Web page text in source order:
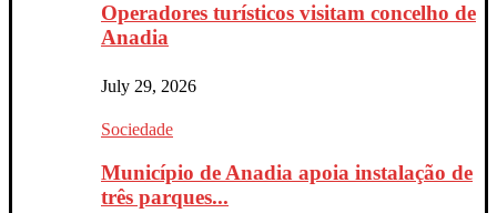
Operadores turísticos visitam concelho de
Anadia
July 29, 2026
Sociedade
Município de Anadia apoia instalação de
três parques...